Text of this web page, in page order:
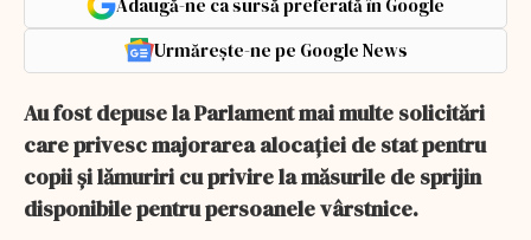
Urmărește-ne pe Google News
Au fost depuse la Parlament mai multe solicitări
care privesc majorarea alocaţiei de stat pentru
copii şi lămuriri cu privire la măsurile de sprijin
disponibile pentru persoanele vârstnice.